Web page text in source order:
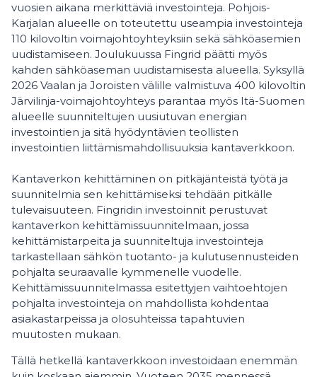
vuosien aikana merkittäviä investointeja. Pohjois-
Karjalan alueelle on toteutettu useampia investointeja
110 kilovoltin voimajohtoyhteyksiin sekä sähköasemien
uudistamiseen. Joulukuussa Fingrid päätti myös
kahden sähköaseman uudistamisesta alueella. Syksyllä
2026 Vaalan ja Joroisten välille valmistuva 400 kilovoltin
Järvilinja-voimajohtoyhteys parantaa myös Itä-Suomen
alueelle suunniteltujen uusiutuvan energian
investointien ja sitä hyödyntävien teollisten
investointien liittämismahdollisuuksia kantaverkkoon.
Kantaverkon kehittäminen on pitkäjänteistä työtä ja
suunnitelmia sen kehittämiseksi tehdään pitkälle
tulevaisuuteen. Fingridin investoinnit perustuvat
kantaverkon kehittämissuunnitelmaan, jossa
kehittämistarpeita ja suunniteltuja investointeja
tarkastellaan sähkön tuotanto- ja kulutusennusteiden
pohjalta seuraavalle kymmenelle vuodelle.
Kehittämissuunnitelmassa esitettyjen vaihtoehtojen
pohjalta investointeja on mahdollista kohdentaa
asiakastarpeissa ja olosuhteissa tapahtuvien
muutosten mukaan.
Tällä hetkellä kantaverkkoon investoidaan enemmän